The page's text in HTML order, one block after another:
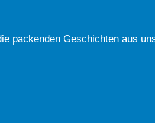
packenden Geschichten aus